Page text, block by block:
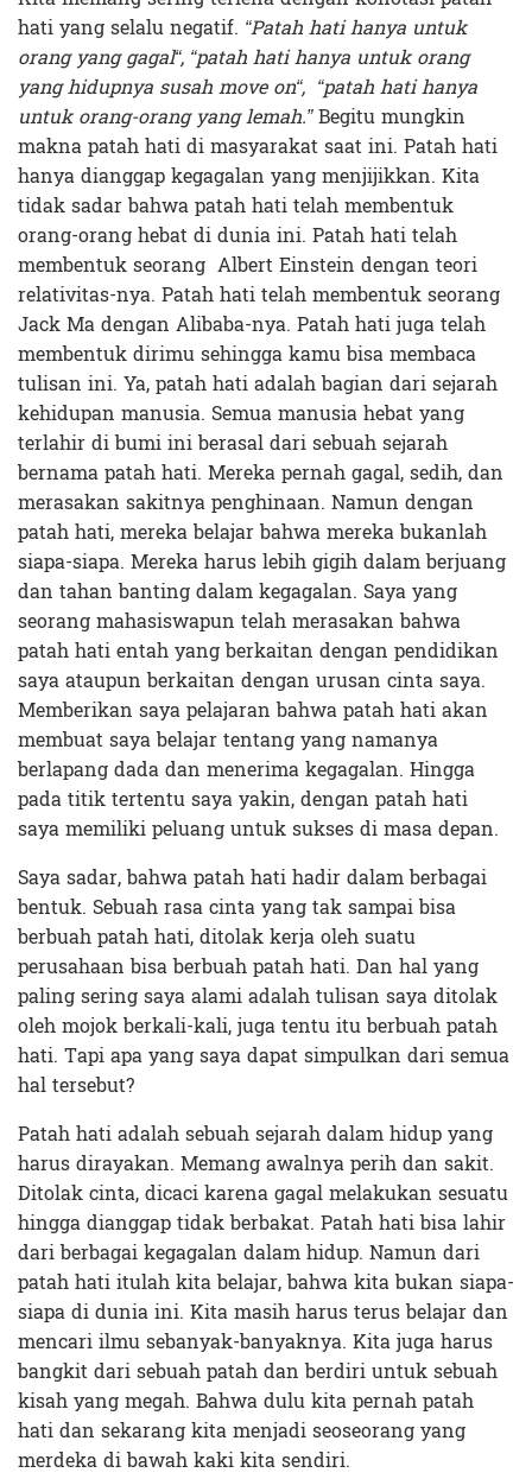
hati yang selalu negatif. “Patah hati hanya untuk
orang yang gagal“, “patahhati hanya untuk orang
yang hidupnya susah move on“, “patah hati hanya
untuk orang-orang yang lemah.”Begitu mungkin
makna patah hati di masyarakat saat ini. Patah hati
hanya dianggap kegagalan yang menjijikkan. Kita
tidak sadar bahwa patah hati telah membentuk
orang-orang hebat di dunia ini. Patah hati telah
membentuk seorang Albert Einstein dengan teori
relativitas-nya. Patah hati telah membentuk seorang
Jack Ma dengan Alibaba-nya. Patah hati juga telah
membentuk dirimu sehingga kamu bisa membaca
tulisan ini. Ya, patah hati adalah bagian dari sejarah
kehidupan manusia. Semua manusia hebat yang
terlahir di bumi ini berasal dari sebuah sejarah
bernama patah hati. Mereka pernah gagal, sedih, dan
merasakan sakitnya penghinaan. Namun dengan
patah hati, mereka belajar bahwa mereka bukanlah
siapa-siapa. Mereka harus lebih gigih dalam berjuang
dan tahan banting dalam kegagalan. Saya yang
seorang mahasiswapun telah merasakan bahwa
patah hati entah yang berkaitan dengan pendidikan
saya ataupun berkaitan dengan urusan cinta saya.
Memberikan saya pelajaran bahwa patah hati akan
membuat saya belajar tentang yang namanya
berlapang dada dan menerima kegagalan. Hingga
pada titik tertentu saya yakin, dengan patah hati
saya memiliki peluang untuk sukses di masa depan.
Saya sadar, bahwa patah hati hadir dalam berbagai
bentuk. Sebuah rasa cinta yang tak sampai bisa
berbuah patah hati, ditolak kerja oleh suatu
perusahaan bisa berbuah patah hati. Dan hal yang
paling sering saya alami adalah tulisan saya ditolak
oleh mojok berkali-kali, juga tentu itu berbuah patah
hati. Tapi apa yang saya dapat simpulkan dari semua
hal tersebut?
Patah hati adalah sebuah sejarah dalam hidup yang
harus dirayakan. Memang awalnya perih dan sakit.
Ditolak cinta, dicaci karena gagal melakukan sesuatu
hingga dianggap tidak berbakat. Patah hati bisa lahir
dari berbagai kegagalan dalam hidup. Namun dari
patah hati itulah kita belajar, bahwa kita bukan siapa-
siapa di dunia ini. Kita masih harus terus belajar dan
mencari ilmu sebanyak-banyaknya. Kita juga harus
bangkit dari sebuah patah dan berdiri untuk sebuah
kisah yang megah. Bahwa dulu kita pernah patah
hati dan sekarang kita menjadi seoseorang yang
merdeka di bawah kaki kita sendiri.